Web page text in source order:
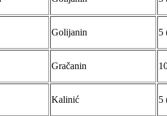
Golijanin 5
Gračanin
Kalinić 5